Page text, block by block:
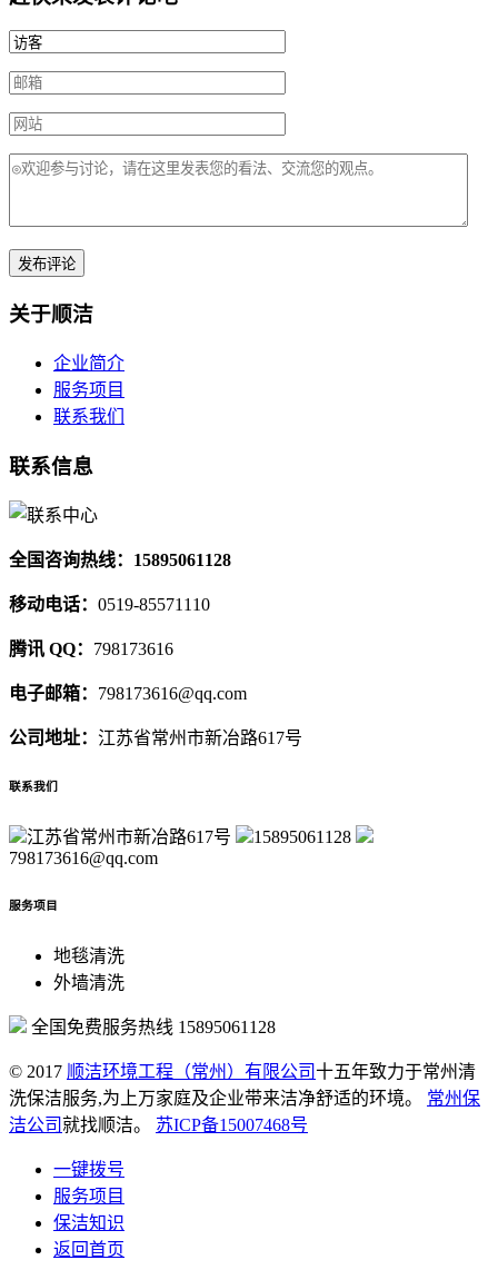
关于顺洁
企业简介
服务项目
联系我们
联系信息
全国咨询热线：15895061128
移动电话： 0519-85571110
腾讯 QQ： 798173616
电子邮箱： 798173616@qq.com
公司地址： 江苏省常州市新冶路617号
联系我们
江苏省常州市新冶路617号
15895061128
798173616@qq.com
服务项目
地毯清洗
外墙清洗
全国免费服务热线 15895061128
© 2017 顺洁环境工程（常州）有限公司十五年致力于常州清
洗保洁服务,为上万家庭及企业带来洁净舒适的环境。 常州保
洁公司就找顺洁。 苏ICP备15007468号
一键拨号
服务项目
保洁知识
返回首页